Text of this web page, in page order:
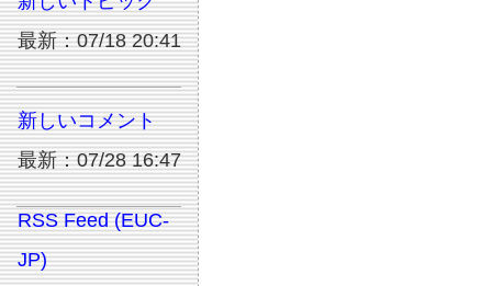
最新：07/18 20:41
新しいコメント
最新：07/28 16:47
RSS Feed (EUC-
JP)